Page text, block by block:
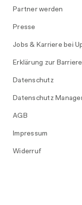
Partner werden
Presse
Jobs & Karriere bei
Erklärung zur
Datenschutz
Datenschutz
AGB
Impressum
Widerruf